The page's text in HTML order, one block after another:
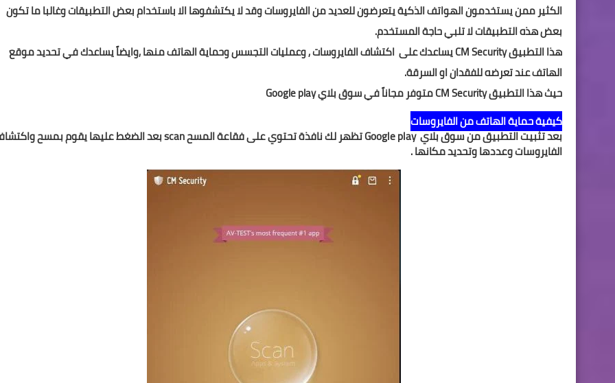
الكثير ممن يستخدمون الهواتف الذكية يتعرضون للعديد من الفايروسات وقد لا يكتشفوها الا باستخدام بعض التطبيقات وغالبا ما تكون
بعض هذه التطبيقات لا تلبي حاجة المستخدم.
هذا التطبيقCM Securityيساعدك على اكتشاف الفايروسات , وعمليات التجسس وحماية الهاتف منها ,وايضاً يساعدك في تحديد موقع
الهاتف عند تعرضه للفقدان او السرقة.
حيث هذا التطبيقCM Securityمتوفر مجاناً فيسوق بلايGoogle play
كيفية حماية الهاتف من الفايروسات
بعد تثبيت التطبيق من سوق بلايGoogle playتظهر لك نافذة تحتوي على فقاعة المسحscanبعد الضغط عليها يقوم بمسح
الفايروسات وعددها وتحديد مكانها .